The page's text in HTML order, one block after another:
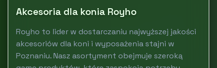
Akcesoria dla konia Royho
Royho to lider w dostarczaniu najwyższej jakości
akcesoriów dla koni i wyposażenia stajni w
Poznaniu. Nasz asortyment obejmuje szeroką